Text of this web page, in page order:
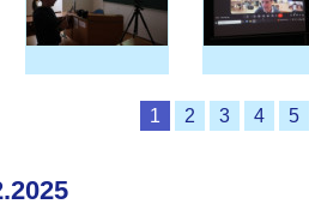
1 2 3 4 5